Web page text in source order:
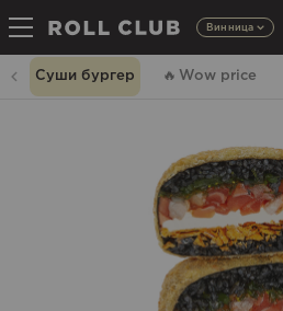
Винница
Суши бургер 🔥 Wow price